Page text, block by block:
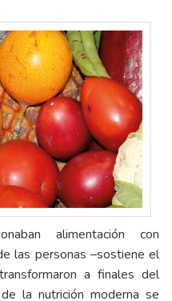
alimentación con
las personas –sostiene el
a finales del
la nutrición moderna se